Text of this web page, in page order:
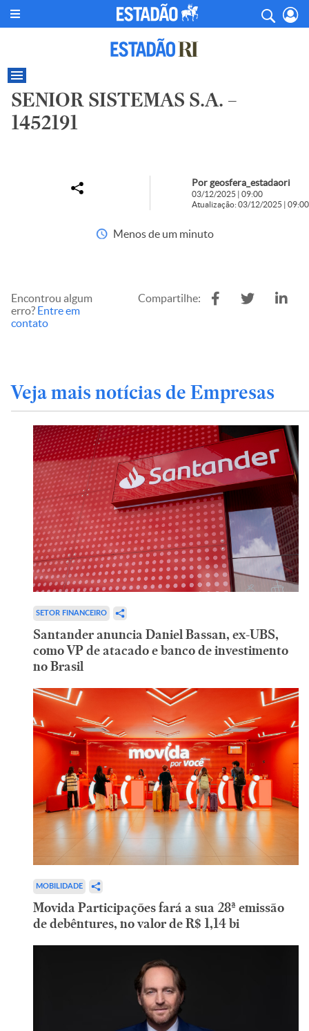
SENIOR SISTEMAS S.A. –
1452191
Por geosfera_estadaori
03/12/2025 | 09:00
Atualização: 03/12/2025 | 09:00
Menos de um minuto
Encontrou algum
erro? Entre em
contato
Compartilhe:
Veja mais notícias de Empresas
SETOR FINANCEIRO
Santander anuncia Daniel Bassan, ex-UBS,
como VP de atacado e banco de investimento
no Brasil
MOBILIDADE
Movida Participações fará a sua 28ª emissão
de debêntures, no valor de R$ 1,14 bi